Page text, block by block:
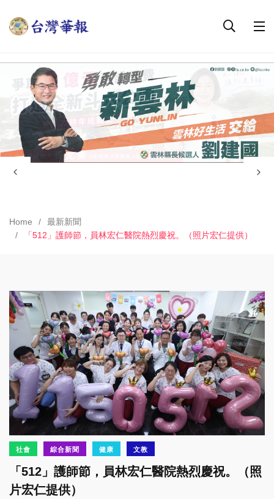
Home
最新新聞
「512」護師節，員林宏仁醫院熱烈慶祝。（照片宏仁提供）
社會 綜合新聞 健康 文教
「512」護師節，員林宏仁醫院熱烈慶祝。（照
片宏仁提供）